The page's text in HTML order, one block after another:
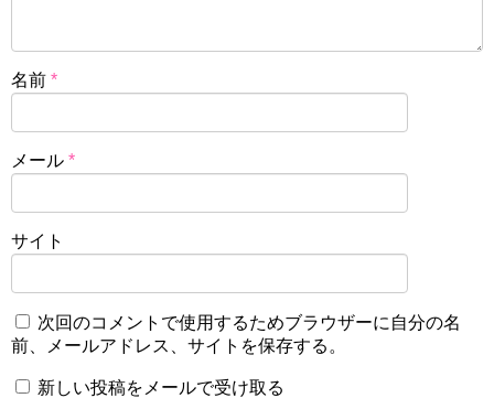
名前 *
メール *
サイト
次回のコメントで使用するためブラウザーに自分の名
前、メールアドレス、サイトを保存する。
新しい投稿をメールで受け取る